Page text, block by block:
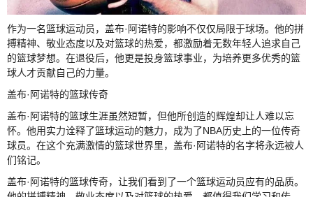
作为一名篮球运动员，盖布·阿诺特的影响不仅仅局限于球场。他的拼
搏精神、敬业态度以及对篮球的热爱，都激励着无数年轻人追求自己
的篮球梦想。在退役后，他更是投身篮球事业，为培养更多优秀的篮
球人才贡献自己的力量。
盖布·阿诺特的篮球传奇
盖布·阿诺特的篮球生涯虽然短暂，但他所创造的辉煌却让人难以忘
怀。他用实力诠释了篮球运动的魅力，成为了NBA历史上的一位传奇
球员。在这个充满激情的篮球世界里，盖布·阿诺特的名字将永远被人
们铭记。
盖布·阿诺特的篮球传奇，让我们看到了一个篮球运动员应有的品质。